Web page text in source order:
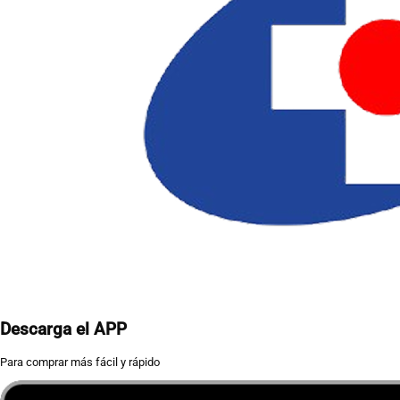
Descarga el APP
Para comprar más fácil y rápido